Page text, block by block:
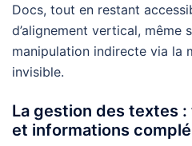
Docs, tout en restant
d’alignement vertical, même
manipulation indirecte via la
invisible.
La gestion des textes
et informations